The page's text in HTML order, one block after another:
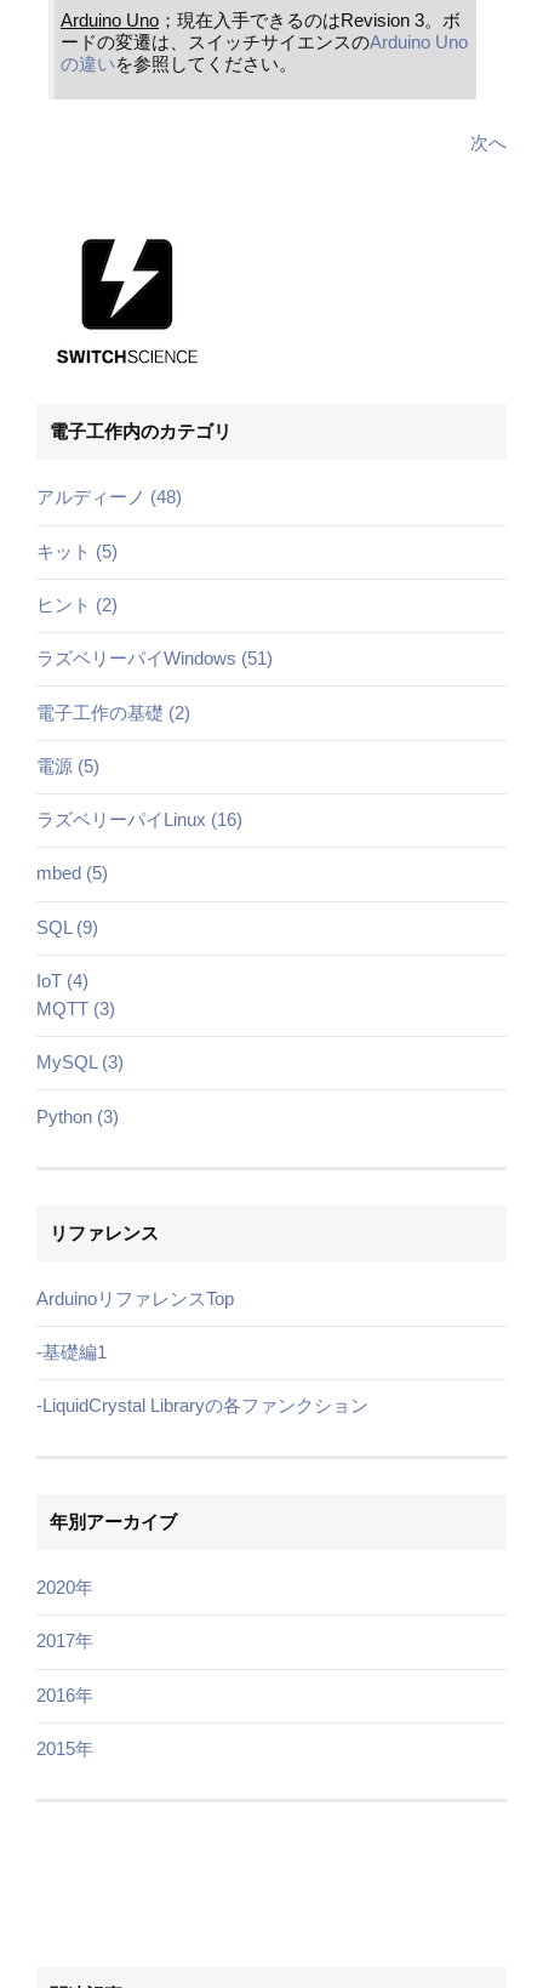
Arduino Uno ；現在入手できるのはRevision 3。ボ
ードの変遷は、スイッチサイエンスのArduino Uno
の違いを参照してください。
次へ
電子工作内のカテゴリ
アルディーノ (48)
キット (5)
ヒント (2)
ラズベリーパイWindows (51)
電子工作の基礎 (2)
電源 (5)
ラズベリーパイLinux (16)
mbed (5)
SQL (9)
IoT (4)
MQTT (3)
MySQL (3)
Python (3)
リファレンス
ArduinoリファレンスTop
-基礎編1
-LiquidCrystal Libraryの各ファンクション
年別アーカイブ
2020年
2017年
2016年
2015年